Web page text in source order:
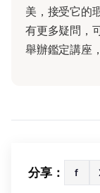
美，接受它的
有更多疑問，
舉辦鑑定講座
分享： f